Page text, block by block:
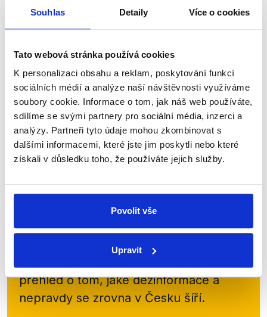
Souhlas Detaily Více o cookies
Tato webová stránka používá cookies
K personalizaci obsahu a reklam, poskytování funkcí
sociálních médií a analýze naší návštěvnosti využíváme
soubory cookie. Informace o tom, jak náš web používáte,
sdílíme se svými partnery pro sociální média, inzerci a
analýzy. Partneři tyto údaje mohou zkombinovat s
dalšími informacemi, které jste jim poskytli nebo které
získali v důsledku toho, že používáte jejich služby.
Povolit vše
Upravit
prezidentské volby je tu! Z první části debaty TV
kandidátů, jsme vybrali faktické výroky dvou...
Číst dál
Zůstaňme v kontaktu
Přihlaste se k odběru našeho
newsletteru nebowhatsappového
kanálu, kde pravidelně přinášíme
shrnutí nejzajímavějších článků a analýz.
přehled o tom, jaké dezinformace a
nepravdy se zrovna v Česku šíří.